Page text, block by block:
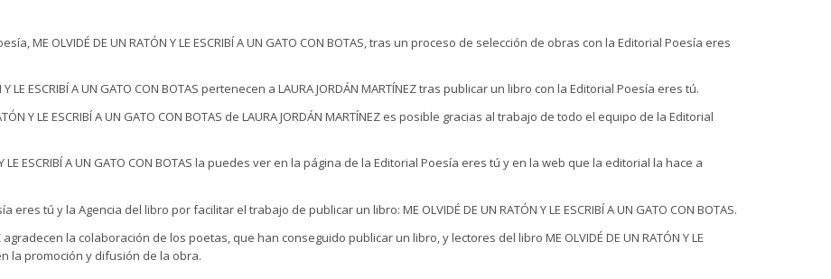
ME OLVIDÉ DE UN RATÓN Y LE ESCRIBÍ A UN GATO CON BOTAS, tras un proceso de selección de obras con la Editorial Poesía eres
LE ESCRIBÍ A UN GATO CON BOTAS pertenecen a LAURA JORDÁN MARTÍNEZ tras publicar un libro con la Editorial Poesía eres tú.
Y LE ESCRIBÍ A UN GATO CON BOTAS de LAURA JORDÁN MARTÍNEZ es posible gracias al trabajo de todo el equipo de la Editorial
LE ESCRIBÍ A UN GATO CON BOTAS la puedes ver en la página de la Editorial Poesía eres tú y en la web que la editorial la hace a
eres tú y la Agencia del libro por facilitar el trabajo de publicar un libro: ME OLVIDÉ DE UN RATÓN Y LE ESCRIBÍ A UN GATO CON BOTAS.
agradecen la colaboración de los poetas, que han conseguido publicar un libro, y lectores del libro ME OLVIDÉ DE UN RATÓN Y LE
la promoción y difusión de la obra.